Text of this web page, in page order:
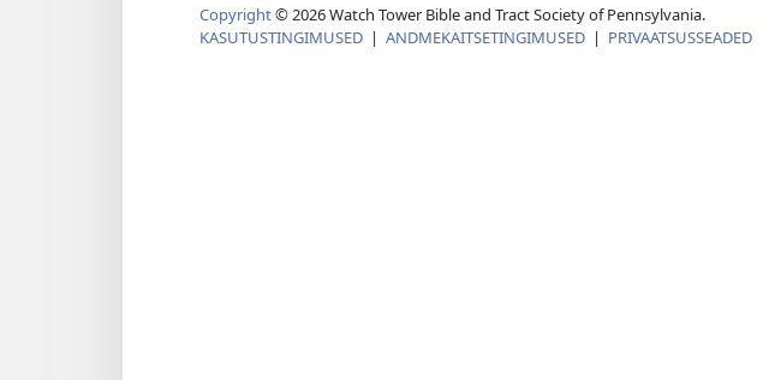
Copyright© 2026 Watch Tower Bible and Tract Society of Pennsylvania.
KASUTUSTINGIMUSED | ANDMEKAITSETINGIMUSED | PRIVAATSUSSEADED